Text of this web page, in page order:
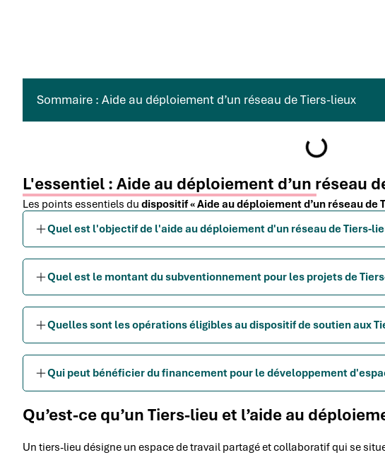
Sommaire : Aide au déploiement d’un réseau de Tiers-lieux
L'essentiel : Aide au déploiement d’un réseau
Les points essentiels du dispositif « Aide au déploiement d’un réseau de
Quel est l'objectif de l'aide au déploiement d'un réseau de Tiers-
Quel est le montant du subventionnement pour les projets de
Quelles sont les opérations éligibles au dispositif de soutien aux
Qui peut bénéficier du financement pour le développement
Qu’est-ce qu’un Tiers-lieu et l’aide au
Un tiers-lieu désigne un espace de travail partagé et collaboratif qui se